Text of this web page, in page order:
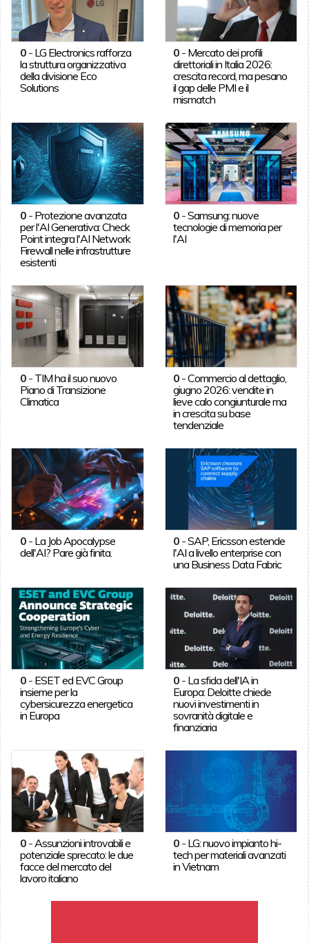
0- LG Electronics rafforza
la struttura organizzativa
della divisione Eco
Solutions
0 - Mercato dei profili
direttoriali in Italia 2026:
crescita record, ma pesano
il gap delle PMI e il
mismatch
0- Protezione avanzata
per l'AI Generativa: Check
Point integra l'AI Network
Firewall nelle infrastrutture
esistenti
0 -Samsung: nuove
tecnologie di memoria per
l'AI
0- TIM ha il suo nuovo
Piano di Transizione
Climatica
0 -Commercio al dettaglio,
giugno 2026: vendite in
lieve calo congiunturale ma
in crescita su base
tendenziale
0- La Job Apocalypse
dell'AI? Pare già finita.
0 -SAP, Ericsson estende
l'AI a livello enterprise con
una Business Data Fabric
0- ESET ed EVC Group
insieme per la
cybersicurezza energetica
in Europa
0 - La sfida dell'IA in
Europa: Deloitte chiede
nuovi investimenti in
sovranità digitale e
finanziaria
0- Assunzioni introvabili e
potenziale sprecato: le due
facce del mercato del
lavoro italiano
0 - LG: nuovo impianto hi-
tech per materiali avanzati
in Vietnam